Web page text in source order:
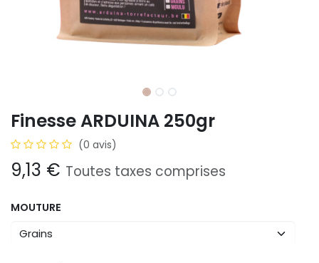
Finesse ARDUINA 250gr
(0 avis)
9,13 € Toutes taxes comprises
MOUTURE